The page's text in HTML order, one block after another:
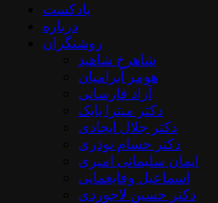
پادکست
درباره
روشنگران
شاهرخ شاهید
هومر آبرامیان
آزاد فارسانی
دکتر میترا بابک
دکتر جلال ایجادی
دکتر حسام نوذری
ایمان سلیمانی امیری
اسماعیل وفایغمایی
دکتر حسین لاجوردی